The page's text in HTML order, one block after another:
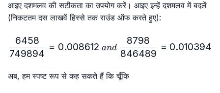
आइए दशमलव की सटीकता का उपयोग करें। आइए इन्हें दशमलव में बदलें
(निकटतम दस लाखवें हिस्से तक राउंड ऑफ करते हुए):
749894
6458
= 0.008612 and 846489
8798
= 0.010394
अब, हम स्पष्ट रूप से कह सकते हैं कि चूँकि